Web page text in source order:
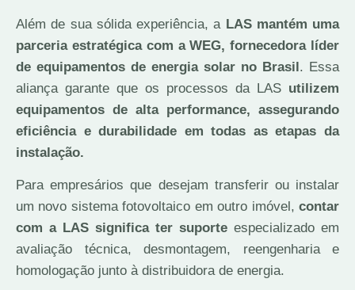
Além de sua sólida experiência, a LAS mantém uma
parceria estratégica com a WEG, fornecedora líder
de equipamentos de energia solar no Brasil. Essa
aliança garante que os processos da LAS utilizem
equipamentos de alta performance, assegurando
eficiência e durabilidade em todas as etapas da
instalação.
Para empresários que desejam transferir ou instalar
um novo sistema fotovoltaico em outro imóvel, contar
com a LAS significa ter suporte especializado em
avaliação técnica, desmontagem, reengenharia e
homologação junto à distribuidora de energia.